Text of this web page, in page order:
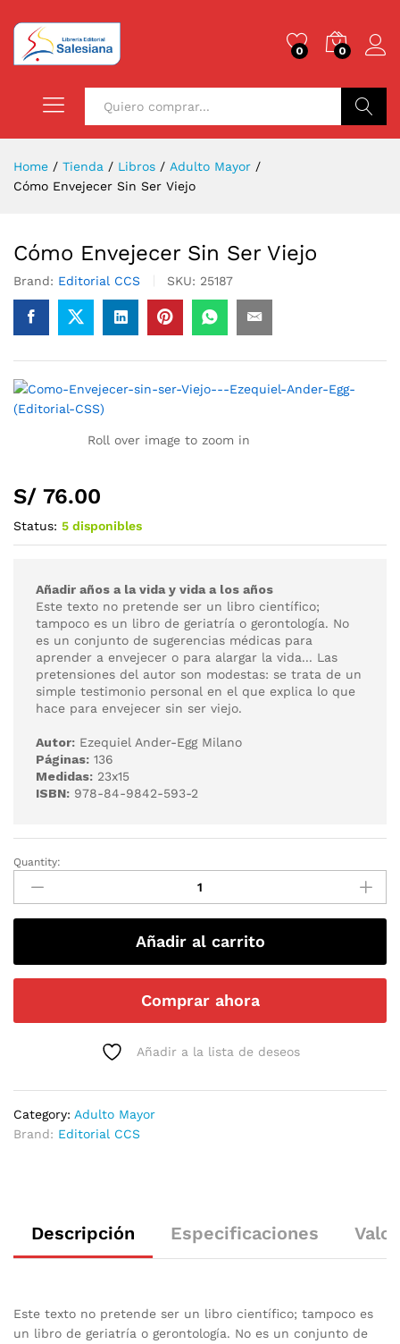
0 0
Home / Tienda / Libros / Adulto Mayor /
Cómo Envejecer Sin Ser Viejo
Cómo Envejecer Sin Ser Viejo
Brand: Editorial CCS SKU: 25187
Roll over image to zoom in
S/ 76.00
Status: 5 disponibles
Añadir años a la vida y vida a los años
Este texto no pretende ser un libro científico;
tampoco es un libro de geriatría o gerontología. No
es un conjunto de sugerencias médicas para
aprender a envejecer o para alargar la vida... Las
pretensiones del autor son modestas: se trata de un
simple testimonio personal en el que explica lo que
hace para envejecer sin ser viejo.
Autor: Ezequiel Ander-Egg Milano
Páginas: 136
Medidas: 23x15
ISBN: 978-84-9842-593-2
Quantity:
Añadir al carrito
Comprar ahora
Añadir a la lista de deseos
Category: Adulto Mayor
Brand: Editorial CCS
Descripción Especificaciones
Este texto no pretende ser un libro científico; tampoco es
un libro de geriatría o gerontología. No es un conjunto de